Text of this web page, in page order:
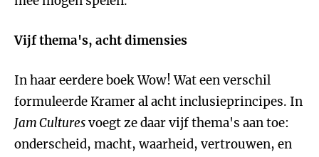
Vijf thema's, acht dimensies
In haar eerdere boek Wow! Wat een verschil
formuleerde Kramer al acht inclusieprincipes. In
Jam Culturesvoegt ze daar vijf thema's aan toe:
onderscheid, macht, waarheid, vertrouwen, en